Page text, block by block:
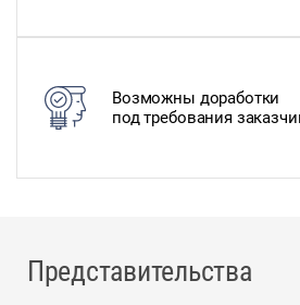
Возможны доработки
под требования
Представительства